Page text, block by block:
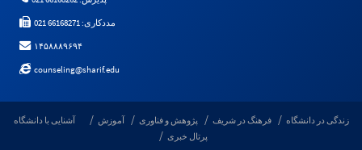
مددکاری: 66168271 021
۱۴۵۸۸۸۹۶۹۴
counseling@sharif.edu
آشنایی با دانشگاه آموزش پژوهش و فناوری فرهنگ در شریف
زندگی در دانشگاه
پرتال خبری